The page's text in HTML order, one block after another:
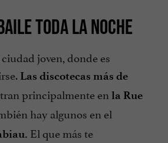
TODA LA NOCHE
joven, donde es
Las discotecas más de
principalmente en la Rue
hay algunos en el
El que más te